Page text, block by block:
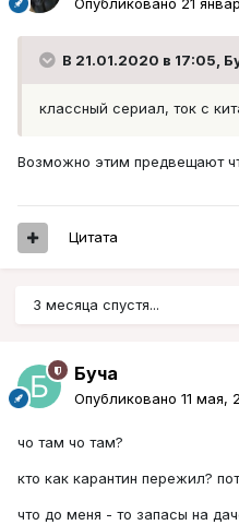
Опубликовано 21
В 21.01.2020 в 17:05,
классный сериал, ток с
Возможно этим предвещают
Цитата
3 месяца спустя...
Буча
Опубликовано 11 мая,
чо там чо там?
кто как карантин пережил?
что до меня - то запасы на